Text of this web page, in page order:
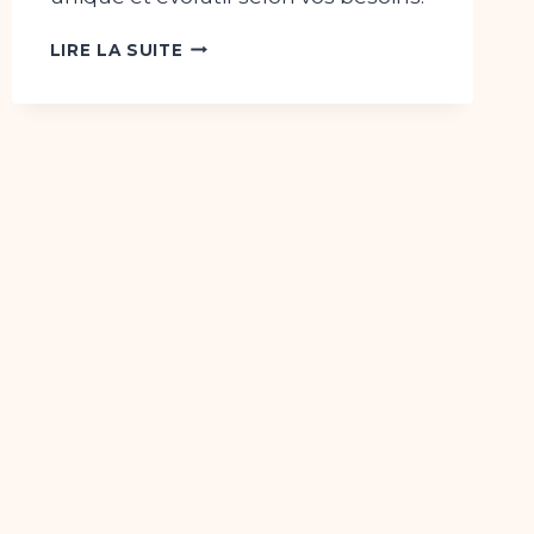
LIRE LA SUITE POURQUOI